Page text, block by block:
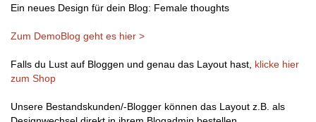
Ein neues Design für dein Blog: Female thoughts
Zum DemoBlog geht es hier >
Falls du Lust auf Bloggen und genau das Layout hast, klicke hier
zum Shop
Unsere Bestandskunden/-Blogger können das Layout z.B. als